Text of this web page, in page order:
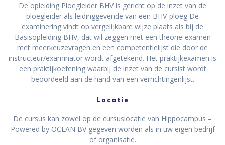
De opleiding Ploegleider BHV is gericht op de inzet van de
ploegleider als leidinggevende van een BHV-ploeg De
examinering vindt op vergelijkbare wijze plaats als bij de
Basisopleiding BHV, dat wil zeggen met een theorie-examen
met meerkeuzevragen en een competentielijst die door de
instructeur/examinator wordt afgetekend. Het praktijkexamen is
een praktijkoefening waarbij de inzet van de cursist wordt
beoordeeld aan de hand van een verrichtingenlijst.
Locatie
De cursus kan zowel op de cursuslocatie van Hippocampus –
Powered by OCEAN BV gegeven worden als in uw eigen bedrijf
of organisatie.